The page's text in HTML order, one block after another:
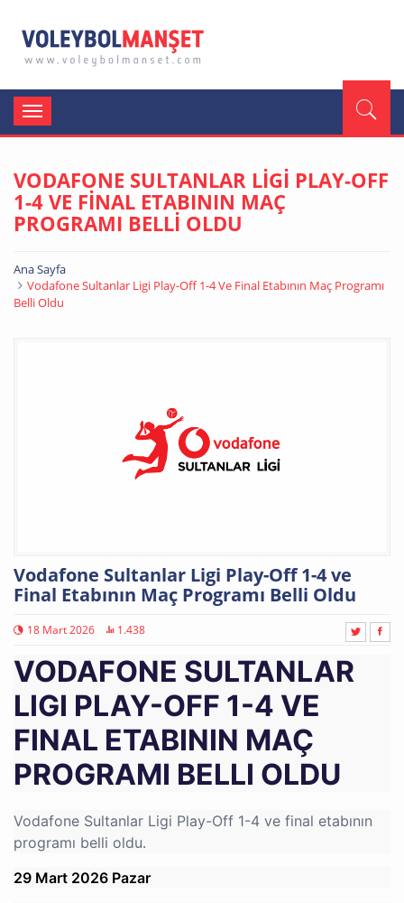
Toggle
navigation
VODAFONE SULTANLAR LİGİ PLAY-OFF
1-4 VE FİNAL ETABININ MAÇ
PROGRAMI BELLİ OLDU
Ana Sayfa
Vodafone Sultanlar Ligi Play-Off 1-4 Ve Final Etabının Maç Programı
Belli Oldu
Vodafone Sultanlar Ligi Play-Off 1-4 ve
Final Etabının Maç Programı Belli Oldu
18 Mart 2026 1.438
VODAFONE SULTANLAR
LIGI PLAY-OFF 1-4 VE
FINAL ETABININ MAÇ
PROGRAMI BELLI OLDU
Vodafone Sultanlar Ligi Play-Off 1-4 ve final etabının
programı belli oldu.
29 Mart 2026 Pazar